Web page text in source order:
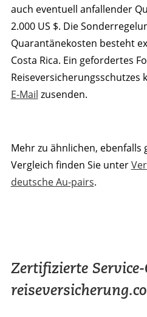
auch eventuell anfallender
2.000 US $. Die
Quarantänekosten besteht
Costa Rica. Ein gefordertes
Reiseversicherungsschutzes
E-Mail zusenden.
Mehr zu ähnlichen,
Vergleich finden Sie unter
deutsche Au-pairs.
Zertifizierte